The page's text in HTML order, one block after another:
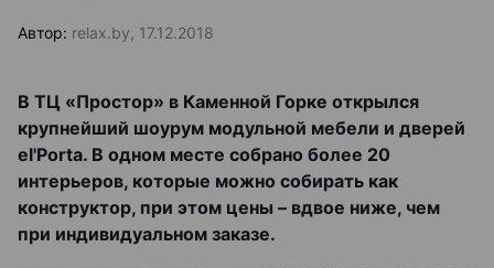
Автор: relax.by, 17.12.2018
В ТЦ «Простор» в Каменной Горке открылся
крупнейший шоурум модульной мебели и дверей
el'Porta. В одном месте собрано более 20
интерьеров, которые можно собирать как
конструктор, при этом цены – вдвое ниже, чем
при индивидуальном заказе.